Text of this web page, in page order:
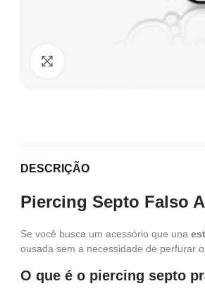
DESCRIÇÃO
Piercing Septo Falso
Se você busca um acessório que una
ousada sem a necessidade de perfurar
O que é o piercing septo